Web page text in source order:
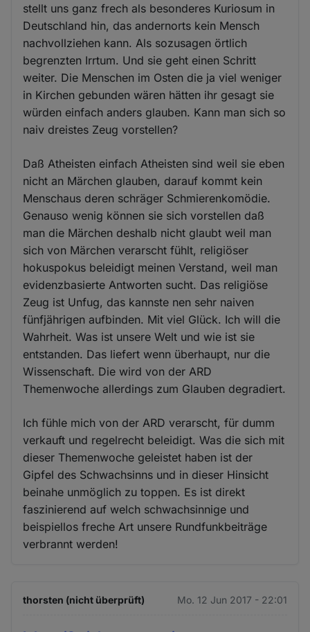
stellt uns ganz frech als besonderes Kuriosum in
Deutschland hin, das andernorts kein Mensch
nachvollziehen kann. Als sozusagen örtlich
begrenzten Irrtum. Und sie geht einen Schritt
weiter. Die Menschen im Osten die ja viel weniger
in Kirchen gebunden wären hätten ihr gesagt sie
würden einfach anders glauben. Kann man sich so
naiv dreistes Zeug vorstellen?
Daß Atheisten einfach Atheisten sind weil sie eben
nicht an Märchen glauben, darauf kommt kein
Menschaus deren schräger Schmierenkomödie.
Genauso wenig können sie sich vorstellen daß
man die Märchen deshalb nicht glaubt weil man
sich von Märchen verarscht fühlt, religiöser
hokuspokus beleidigt meinen Verstand, weil man
evidenzbasierte Antworten sucht. Das religiöse
Zeug ist Unfug, das kannste nen sehr naiven
fünfjährigen aufbinden. Mit viel Glück. Ich will die
Wahrheit. Was ist unsere Welt und wie ist sie
entstanden. Das liefert wenn überhaupt, nur die
Wissenschaft. Die wird von der ARD
Themenwoche allerdings zum Glauben degradiert.
Ich fühle mich von der ARD verarscht, für dumm
verkauft und regelrecht beleidigt. Was die sich mit
dieser Themenwoche geleistet haben ist der
Gipfel des Schwachsinns und in dieser Hinsicht
beinahe unmöglich zu toppen. Es ist direkt
faszinierend auf welch schwachsinnige und
beispiellos freche Art unsere Rundfunkbeiträge
verbrannt werden!
thorsten (nicht überprüft) Mo. 12 Jun 2017 - 22:01